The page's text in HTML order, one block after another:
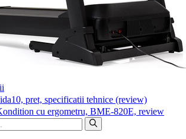
pret, specificatii tehnice (review)
cu ergometru, BME-820E, review